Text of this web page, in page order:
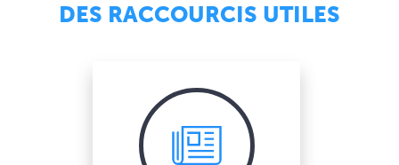
DES RACCOURCIS UTILES